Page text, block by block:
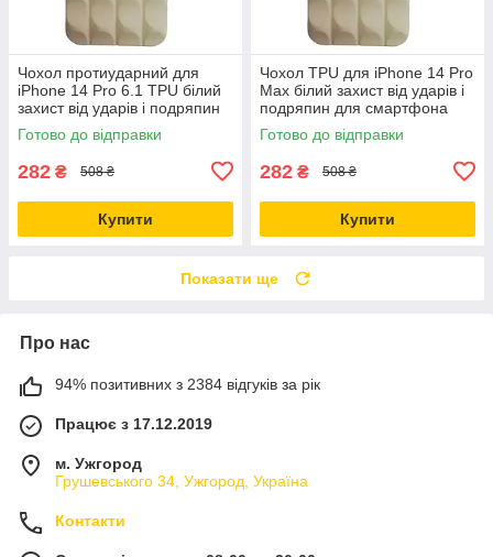
Чохол протиударний для
iPhone 14 Pro 6.1 TPU білий
захист від ударів і подряпин
Готово до відправки
282 ₴ 508 ₴
Купити
Чохол TPU для iPhone 14 Pro
Max білий захист від ударів і
подряпин для смартфона
Готово до відправки
282 ₴ 508 ₴
Купити
Показати ще
Про нас
94% позитивних з 2384 відгуків за рік
Працює з 17.12.2019
м. Ужгород
Грушевського 34, Ужгород, Україна
Контакти